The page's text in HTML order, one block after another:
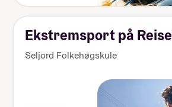
Ekstremsport på
Seljord Folkehøgskule